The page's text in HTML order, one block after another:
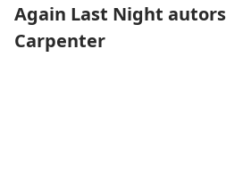
Again Last Night
Carpenter